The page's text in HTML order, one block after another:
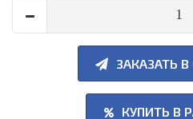
ЗАКАЗАТЬ
КУПИТЬ В